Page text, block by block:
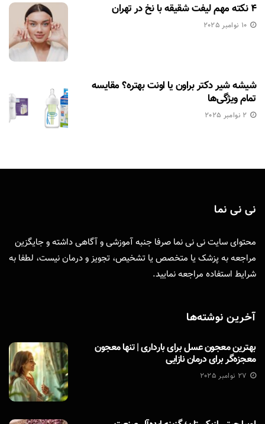
۴ نکته مهم لیفت شقیقه با نخ در تهران
10 نوامبر 2025
شیشه شیر دکتر براون یا اونت بهتره؟ مقایسه
تمام ویژگی‌ها
2 نوامبر 2025
نی نی نما
محتوای سایت نی نی نما صرفا جنبه آموزشی و آگاهی داشته و جایگزین
مراجعه به پزشک یا متخصص یا تشخیص، تجویز و درمان نیست، لطفا به
شرایط استفاده مراجعه نمایید.
آخرین نوشته‌ها
بهترین معجون عسل برای بارداری | تنها معجون
معجزه‌گر برای درمان نازایی
27 نوامبر 2025